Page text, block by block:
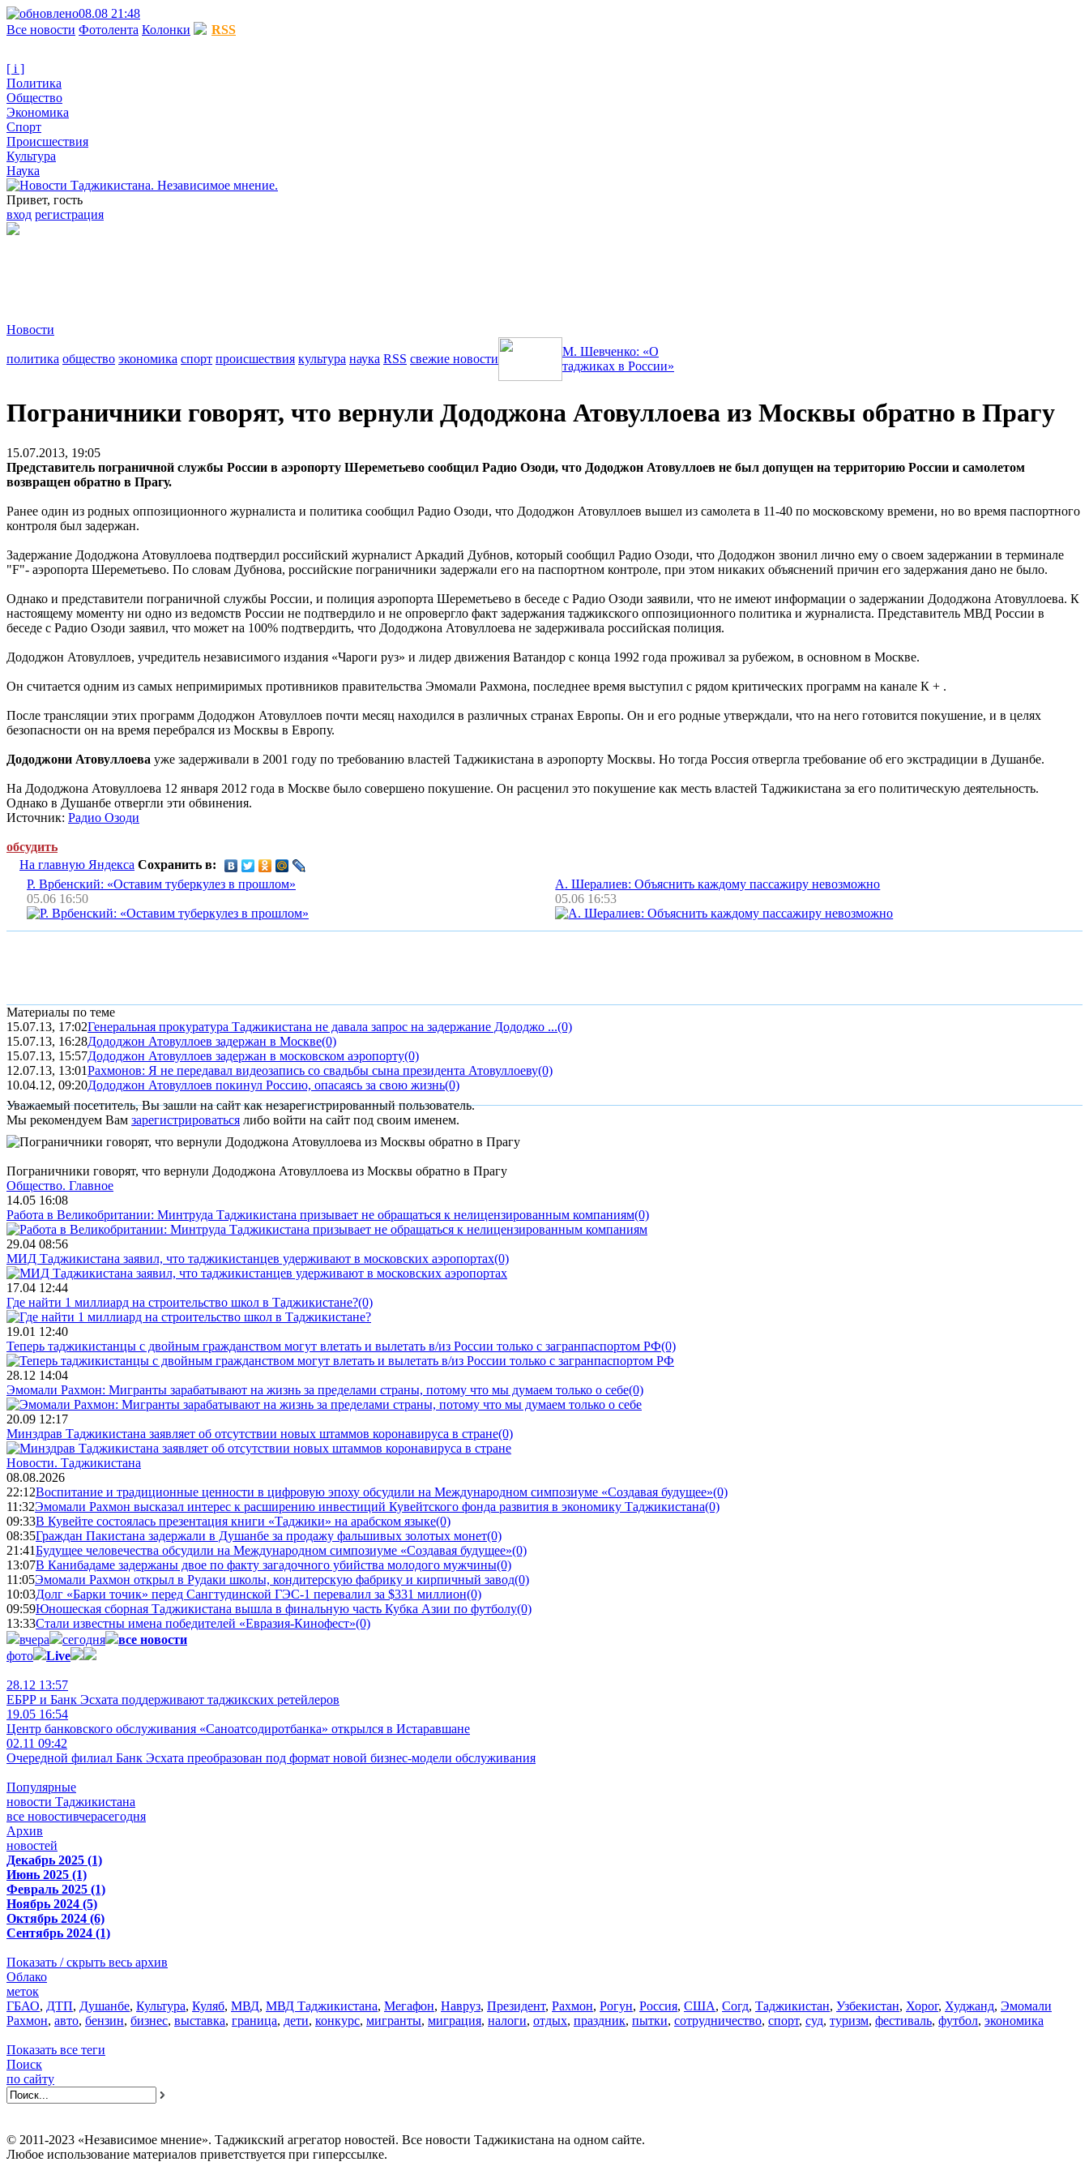
08.08 21:48
Все новости Фотолента Колонки RSS
[ i ]
Политика
Общество
Экономика
Спорт
Происшествия
Культура
Наука
Привет, гость
вход регистрация
Новости
политика общество экономика спорт происшествия культура наука RSS свежие новости
М. Шевченко: «О
таджиках в России»
Пограничники говорят, что вернули Дододжона Атовуллоева из Москвы обратно в Прагу
15.07.2013, 19:05
Представитель пограничной службы России в аэропорту Шереметьево сообщил Радио Озоди, что Дододжон Атовуллоев не был допущен на территорию России и самолетом
возвращен обратно в Прагу.
Ранее один из родных оппозиционного журналиста и политика сообщил Радио Озоди, что Дододжон Атовуллоев вышел из самолета в 11-40 по московскому времени, но во время паспортного
контроля был задержан.
Задержание Дододжона Атовуллоева подтвердил российский журналист Аркадий Дубнов, который сообщил Радио Озоди, что Дододжон звонил лично ему о своем задержании в терминале
"F"- аэропорта Шереметьево. По словам Дубнова, российские пограничники задержали его на паспортном контроле, при этом никаких объяснений причин его задержания дано не было.
Однако и представители пограничной службы России, и полиция аэропорта Шереметьево в беседе с Радио Озоди заявили, что не имеют информации о задержании Дододжона Атовуллоева. К
настоящему моменту ни одно из ведомств России не подтвердило и не опровергло факт задержания таджикского оппозиционного политика и журналиста. Представитель МВД России в
беседе с Радио Озоди заявил, что может на 100% подтвердить, что Дододжона Атовуллоева не задерживала российская полиция.
Дододжон Атовуллоев, учредитель независимого издания «Чароги руз» и лидер движения Ватандор с конца 1992 года проживал за рубежом, в основном в Москве.
Он считается одним из самых непримиримых противников правительства Эмомали Рахмона, последнее время выступил с рядом критических программ на канале К + .
После трансляции этих программ Дододжон Атовуллоев почти месяц находился в различных странах Европы. Он и его родные утверждали, что на него готовится покушение, и в целях
безопасности он на время перебрался из Москвы в Европу.
Дододжони Атовуллоева уже задерживали в 2001 году по требованию властей Таджикистана в аэропорту Москвы. Но тогда Россия отвергла требование об его экстрадиции в Душанбе.
На Дододжона Атовуллоева 12 января 2012 года в Москве было совершено покушение. Он расценил это покушение как месть властей Таджикистана за его политическую деятельность.
Однако в Душанбе отвергли эти обвинения.
Источник: Радио Озоди
обсудить
На главную Яндекса Сохранить в:
Р. Врбенский: «Оставим туберкулез в прошлом»
05.06 16:50
А. Шералиев: Объяснить каждому пассажиру невозможно
05.06 16:53
Материалы по теме
15.07.13, 17:02Генеральная прокуратура Таджикистана не давала запрос на задержание Дододжо ...(0)
15.07.13, 16:28Дододжон Атовуллоев задержан в Москве(0)
15.07.13, 15:57Дододжон Атовуллоев задержан в московском аэропорту(0)
12.07.13, 13:01Рахмонов: Я не передавал видеозапись со свадьбы сына президента Атовуллоеву(0)
10.04.12, 09:20Дододжон Атовуллоев покинул Россию, опасаясь за свою жизнь(0)
Уважаемый посетитель, Вы зашли на сайт как незарегистрированный пользователь.
Мы рекомендуем Вам зарегистрироваться либо войти на сайт под своим именем.
Пограничники говорят, что вернули Дододжона Атовуллоева из Москвы обратно в Прагу
Общество. Главное
14.05 16:08
Работа в Великобритании: Минтруда Таджикистана призывает не обращаться к нелицензированным компаниям(0)
29.04 08:56
МИД Таджикистана заявил, что таджикистанцев удерживают в московских аэропортах(0)
17.04 12:44
Где найти 1 миллиард на строительство школ в Таджикистане?(0)
19.01 12:40
Теперь таджикистанцы с двойным гражданством могут влетать и вылетать в/из России только с загранпаспортом РФ(0)
28.12 14:04
Эмомали Рахмон: Мигранты зарабатывают на жизнь за пределами страны, потому что мы думаем только о себе(0)
20.09 12:17
Минздрав Таджикистана заявляет об отсутствии новых штаммов коронавируса в стране(0)
Новости. Таджикистана
08.08.2026
22:12Воспитание и традиционные ценности в цифровую эпоху обсудили на Международном симпозиуме «Создавая будущее»(0)
11:32Эмомали Рахмон высказал интерес к расширению инвестиций Кувейтского фонда развития в экономику Таджикистана(0)
09:33В Кувейте состоялась презентация книги «Таджики» на арабском языке(0)
08:35Граждан Пакистана задержали в Душанбе за продажу фальшивых золотых монет(0)
21:41Будущее человечества обсудили на Международном симпозиуме «Создавая будущее»(0)
13:07В Канибадаме задержаны двое по факту загадочного убийства молодого мужчины(0)
11:05Эмомали Рахмон открыл в Рудаки школы, кондитерскую фабрику и кирпичный завод(0)
10:03Долг «Барки точик» перед Сангтудинской ГЭС-1 перевалил за $331 миллион(0)
09:59Юношеская сборная Таджикистана вышла в финальную часть Кубка Азии по футболу(0)
13:33Стали известны имена победителей «Евразия-Кинофест»(0)
вчера
сегодня
все новости
фото
Live
28.12 13:57
ЕБРР и Банк Эсхата поддерживают таджикских ретейлеров
19.05 16:54
Центр банковского обслуживания «Саноатсодиротбанка» открылся в Истаравшане
02.11 09:42
Очередной филиал Банк Эсхата преобразован под формат новой бизнес-модели обслуживания
Популярные
новости Таджикистана
все новостивчерасегодня
Архив
новостей
Декабрь 2025 (1)
Июнь 2025 (1)
Февраль 2025 (1)
Ноябрь 2024 (5)
Октябрь 2024 (6)
Сентябрь 2024 (1)
Показать / скрыть весь архив
Облако
меток
ГБАО, ДТП, Душанбе, Культура, Куляб, МВД, МВД Таджикистана, Мегафон, Навруз, Президент, Рахмон, Рогун, Россия, США, Согд, Таджикистан, Узбекистан, Хорог, Худжанд, Эмомали
Рахмон, авто, бензин, бизнес, выставка, граница, дети, конкурс, мигранты, миграция, налоги, отдых, праздник, пытки, сотрудничество, спорт, суд, туризм, фестиваль, футбол, экономика
Показать все теги
Поиск
по сайту
© 2011-2023 «Независимое мнение». Таджикский агрегатор новостей. Все новости Таджикистана на одном сайте.
Любое использование материалов приветствуется при гиперссылке.